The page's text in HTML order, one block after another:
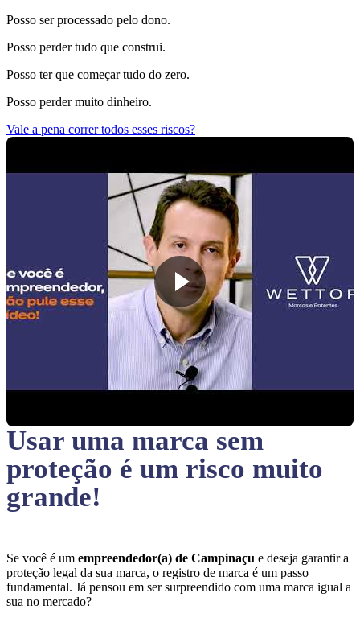
Posso ser processado pelo dono.
Posso perder tudo que construi.
Posso ter que começar tudo do zero.
Posso perder muito dinheiro.
Vale a pena correr todos esses riscos?
Usar uma marca sem
proteção é um risco muito
grande!
Se você é um empreendedor(a) de Campinaçu e deseja garantir a
proteção legal da sua marca, o registro de marca é um passo
fundamental. Já pensou em ser surpreendido com uma marca igual a
sua no mercado?